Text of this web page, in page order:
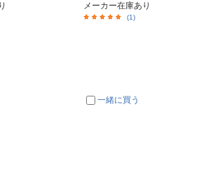
メーカー在庫あり
(1)
一緒に買う